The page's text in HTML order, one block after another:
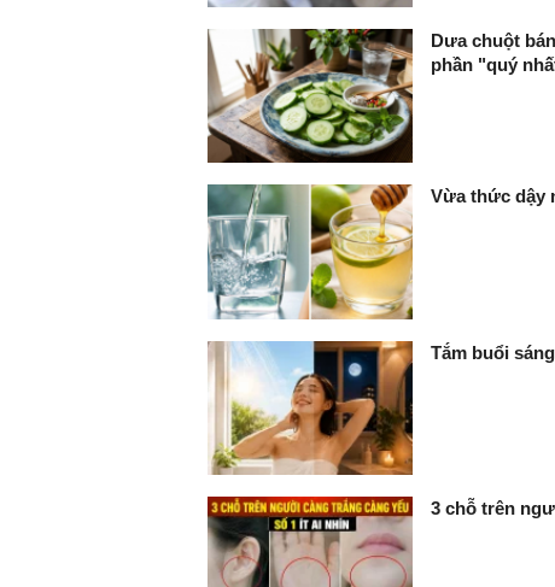
Dưa chuột
phần "quý
Vừa thức dậy
Tắm buổi
3 chỗ trên